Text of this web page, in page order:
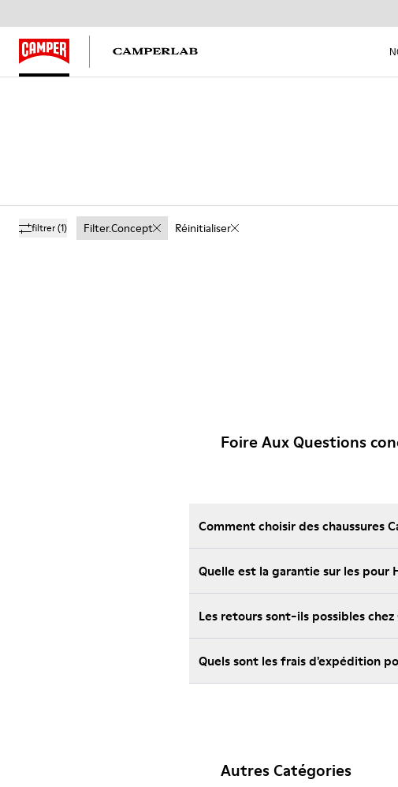
filtrer(1) Filter.concept Réinitialiser
Foire Aux Questions
Comment choisir des chaussures
Quelle
Les retours sont-ils possibles chez
Autres Catégories